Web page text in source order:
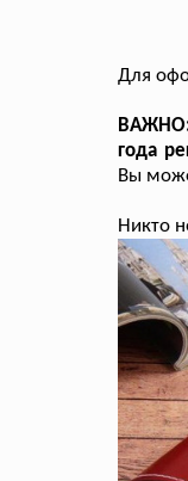
Для
ВАЖНО:
года
Вы
Никто